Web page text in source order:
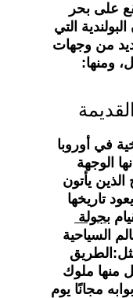
على بحر
التي
من وجهات
ومنها:
في أوروبا
الوجهة
الذين يأتون
تاريخها
بجولة
السياحية
منها ملوك
مجانًا يوم